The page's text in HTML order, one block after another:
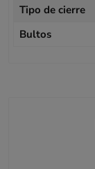
Tipo de cierre
Bultos